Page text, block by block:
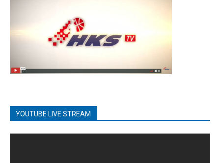
YOUTUBE LIVE STREAM